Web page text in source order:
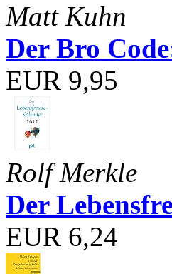
Matt Kuhn
Der Bro
EUR 9,95
Rolf Merkle
Der
EUR 6,24